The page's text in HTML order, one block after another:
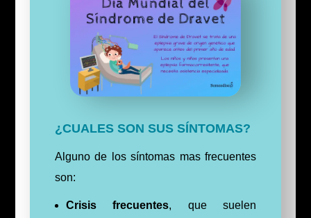
¿CUALES SON SUS SÍNTOMAS?
Alguno de los síntomas mas frecuentes
son:
Crisis frecuentes, que suelen